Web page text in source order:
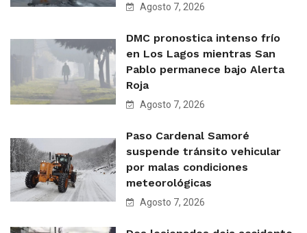
Agosto 7, 2026
DMC pronostica intenso frío
en Los Lagos mientras San
Pablo permanece bajo Alerta
Roja
Agosto 7, 2026
Paso Cardenal Samoré
suspende tránsito vehicular
por malas condiciones
meteorológicas
Agosto 7, 2026